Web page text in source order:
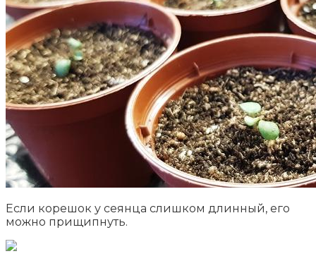
Если корешок у сеянца слишком длинный, его
можно прищипнуть.